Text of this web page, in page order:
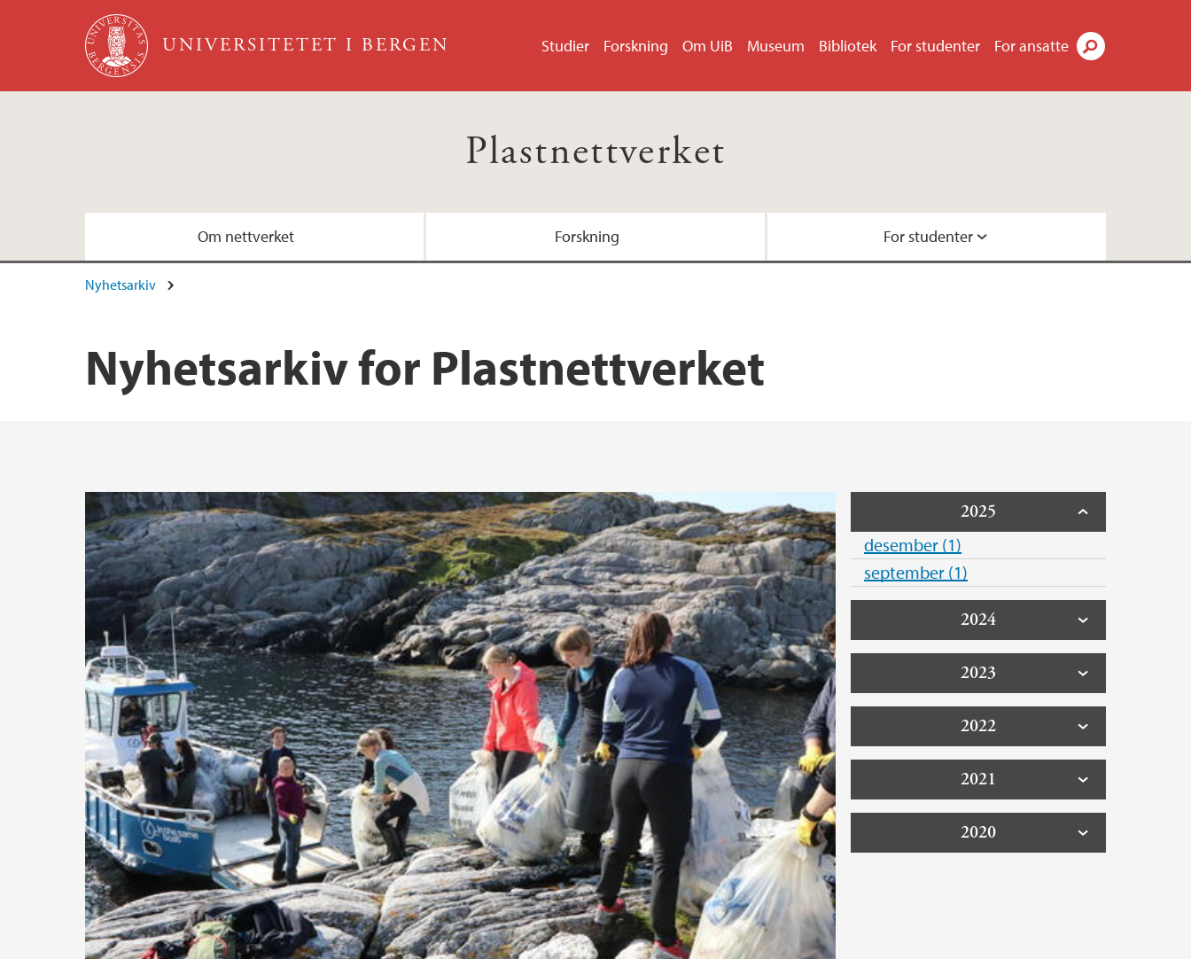
Hopp til hovedinnhold
UNIVERSITETET I BERGEN Studier Forskning Om UiB Museum Bibliotek For studenter For ansatte
Plastnettverket
Om nettverket Forskning For studenter
Emner
Nyhetsarkiv
Nyhetsarkiv for Plastnettverket
2025
desember (1)
september (1)
2024
2023
2022
2021
2020